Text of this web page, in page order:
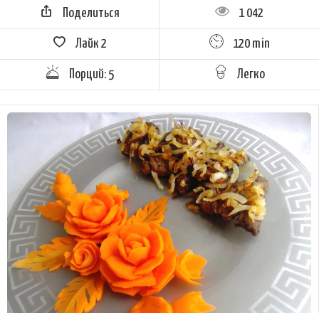
Поделиться 1 042
Лайк 2 120 min
Порций: 5 Легко